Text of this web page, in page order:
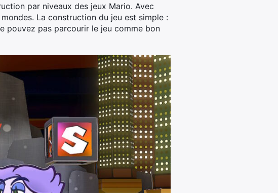
par niveaux des jeux Mario. Avec
La construction du jeu est simple :
pouvez pas parcourir le jeu comme bon